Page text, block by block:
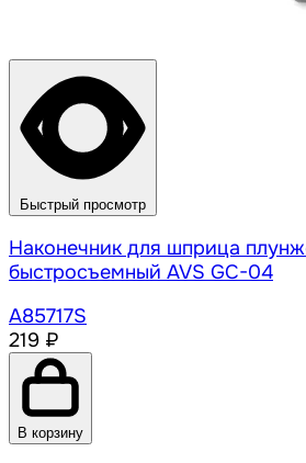
Быстрый просмотр
Наконечник для шприца
быстросъемный AVS GC-04
A85717S
219 ₽
В корзину